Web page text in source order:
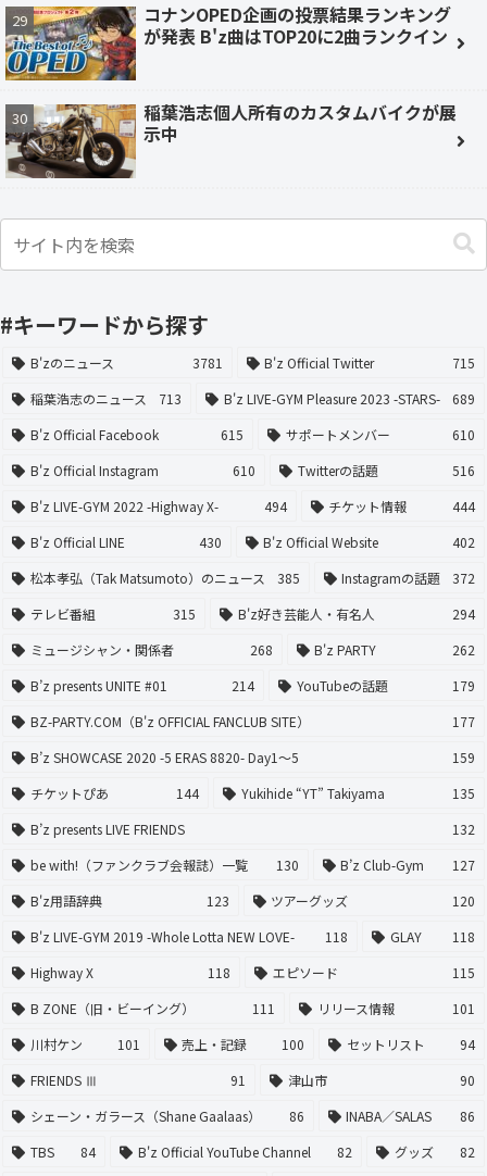
コナンOPED企画の投票結果ランキング
が発表 B'z曲はTOP20に2曲ランクイン
稲葉浩志個人所有のカスタムバイクが展
示中
#キーワードから探す
B'zのニュース 3781 B'z Official Twitter
715
稲葉浩志のニュース
713 B'z LIVE-GYM Pleasure 2023 -STARS-
689
B'z Official Facebook
615 サポートメンバー
610
B'z Official Instagram
610 Twitterの話題
516
B'z LIVE-GYM 2022 -Highway X-
494 チケット情報
444
B'z Official LINE
430 B'z Official Website
402
松本孝弘（Tak Matsumoto）のニュース
385 Instagramの話題
372
テレビ番組
315 B'z好き芸能人・有名人
294
ミュージシャン・関係者
268 B'z PARTY
262
B’z presents UNITE #01
214 YouTubeの話題
179
BZ-PARTY.COM（B'z OFFICIAL FANCLUB SITE）
177
B’z SHOWCASE 2020 -5 ERAS 8820- Day1〜5
159
チケットぴあ
144 Yukihide “YT” Takiyama
135
B’z presents LIVE FRIENDS
132
be with!（ファンクラブ会報誌）一覧
130 B’z Club-Gym
127
B'z用語辞典
123 ツアーグッズ
120
B'z LIVE-GYM 2019 -Whole Lotta NEW LOVE-
118 GLAY
118
Highway X
118 エピソード
115
B ZONE（旧・ビーイング）
111 リリース情報
101
川村ケン
101 売上・記録 100 セットリスト
94
FRIENDS Ⅲ
91 津山市
90
シェーン・ガラース（Shane Gaalaas）
86 INABA／SALAS
86
TBS
84 B'z Official YouTube Channel 82 グッズ
82